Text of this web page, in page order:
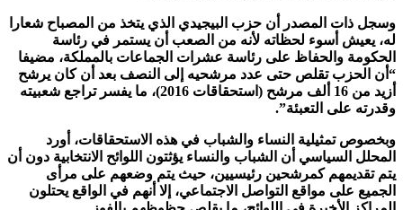
وسجل ذات المصدر أن حزب البيجيدي الذي يتخذ من المصباح شعارا
له، يعيش أسوء لحظاته لأنه من الصعب أن يستمر في رئاسة
الحكومة والحفاظ على رئاسة عشرات الجماعات بالمملكة، مضيفا
“أن الحزب تقلص حتى عدد مرشحيه إلى النصف بعد أن كان يرشح
أزيد من 16 ألف مرشح (استحقاقات 2016)، ما يفسر تراجع شعبيته
وقدرته على التعبئة”.
وبخصوص تمثيلية النساء والشباب في هذه الاستحقاقات، أورد
المحلل السياسي أن الشباب والنساء يؤثتون اللوائح الانتخابية دون أن
يتم تقديمهم كمرشحين رئيسيين، حيث يتم وضعهم على مرأى
الجميع على مواقع التواصل الاجتماعي، إلا أنهم في الواقع يحتلون